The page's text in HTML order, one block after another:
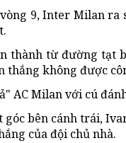
9, Inter Milan ra
thành từ đường tạt
không được
AC Milan với cú
bên cánh trái,
của đội chủ nhà.